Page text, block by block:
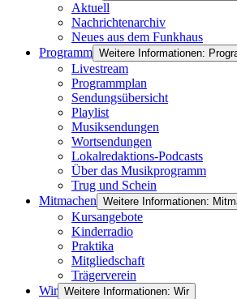
Aktuell
Nachrichtenarchiv
Neues aus dem Funkhaus
Programm Weitere Informationen:
Livestream
Programmplan
Sendungsübersicht
Playlist
Musiksendungen
Wortsendungen
Lokalredaktions-Podcasts
Über das Musikprogramm
Trug und Schein
Mitmachen Weitere Informationen:
Kursangebote
Kinderradio
Praktika
Mitgliedschaft
Trägerverein
Wir Weitere Informationen: Wir